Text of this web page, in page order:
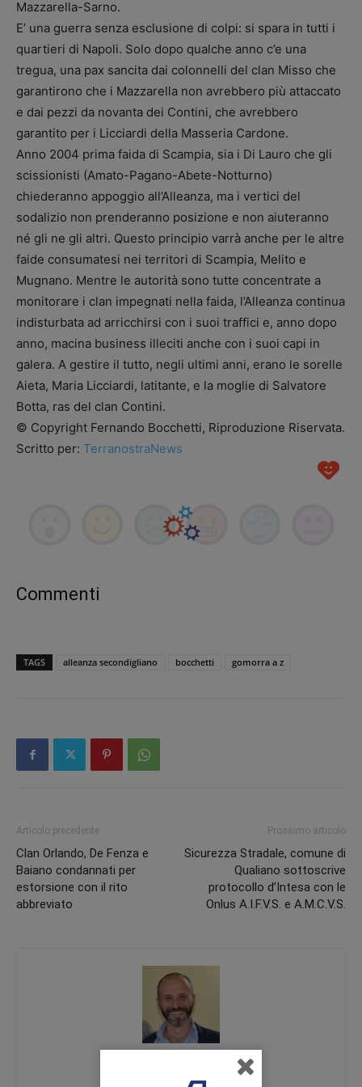
Mazzarella-Sarno.
E’ una guerra senza esclusione di colpi: si spara in tutti i
quartieri di Napoli. Solo dopo qualche anno c’e una
tregua, una pax sancita dai colonnelli del clan Misso che
garantirono che i Mazzarella non avrebbero più attaccato
e dai pezzi da novanta dei Contini, che avrebbero
garantito per i Licciardi della Masseria Cardone.
Anno 2004 prima faida di Scampia, sia i Di Lauro che gli
scissionisti (Amato-Pagano-Abete-Notturno)
chiederanno appoggio all’Alleanza, ma i vertici del
sodalizio non prenderanno posizione e non aiuteranno
né gli ne gli altri. Questo principio varrà anche per le altre
faide consumatesi nei territori di Scampia, Melito e
Mugnano. Mentre le autorità sono tutte concentrate a
monitorare i clan impegnati nella faida, l’Alleanza continua
indisturbata ad arricchirsi con i suoi traffici e, anno dopo
anno, macina business illeciti anche con i suoi capi in
galera. A gestire il tutto, negli ultimi anni, erano le sorelle
Aieta, Maria Licciardi, latitante, e la moglie di Salvatore
Botta, ras del clan Contini.
© Copyright Fernando Bocchetti, Riproduzione Riservata.
Scritto per: TerranostraNews
Commenti
TAGS alleanza secondigliano bocchetti gomorra a z
Articolo precedente
Clan Orlando, De Fenza e
Baiano condannati per
estorsione con il rito
abbreviato
Prossimo articolo
Sicurezza Stradale, comune di
Qualiano sottoscrive
protocollo d’Intesa con le
Onlus A.I.F.V.S. e A.M.C.V.S.
Fernando Bocchetti